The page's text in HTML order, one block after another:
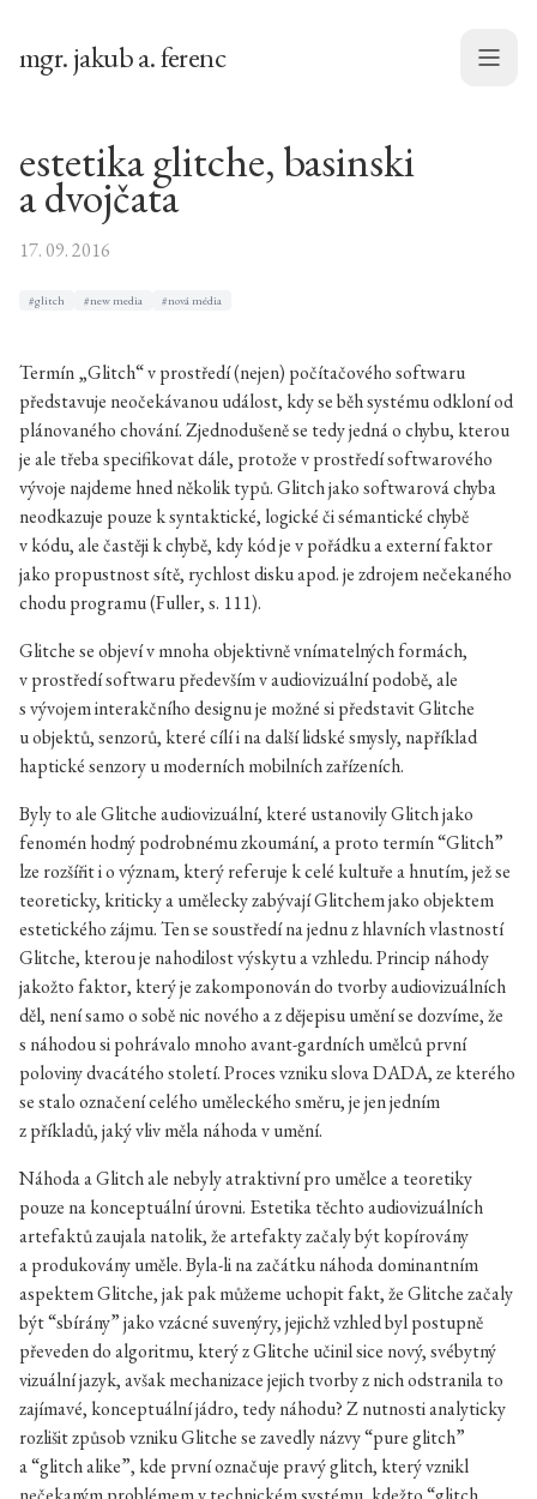
mgr. jakub a. ferenc Menu
estetika glitche, basinski
a dvojčata
17. 09. 2016
#glitch #new media #nová média
Termín „Glitch“ v prostředí (nejen) počítačového softwaru
představuje neočekávanou událost, kdy se běh systému odkloní od
plánovaného chování. Zjednodušeně se tedy jedná o chybu, kterou
je ale třeba specifikovat dále, protože v prostředí softwarového
vývoje najdeme hned několik typů. Glitch jako softwarová chyba
neodkazuje pouze k syntaktické, logické či sémantické chybě
v kódu, ale častěji k chybě, kdy kód je v pořádku a externí faktor
jako propustnost sítě, rychlost disku apod. je zdrojem nečekaného
chodu programu (Fuller, s. 111).
Glitche se objeví v mnoha objektivně vnímatelných formách,
v prostředí softwaru především v audiovizuální podobě, ale
s vývojem interakčního designu je možné si představit Glitche
u objektů, senzorů, které cílí i na další lidské smysly, například
haptické senzory u moderních mobilních zařízeních.
Byly to ale Glitche audiovizuální, které ustanovily Glitch jako
fenomén hodný podrobnému zkoumání, a proto termín “Glitch”
lze rozšířit i o význam, který referuje k celé kultuře a hnutím, jež se
teoreticky, kriticky a umělecky zabývají Glitchem jako objektem
estetického zájmu. Ten se soustředí na jednu z hlavních vlastností
Glitche, kterou je nahodilost výskytu a vzhledu. Princip náhody
jakožto faktor, který je zakomponován do tvorby audiovizuálních
děl, není samo o sobě nic nového a z dějepisu umění se dozvíme, že
s náhodou si pohrávalo mnoho avant-gardních umělců první
poloviny dvacátého století. Proces vzniku slova DADA, ze kterého
se stalo označení celého uměleckého směru, je jen jedním
z příkladů, jaký vliv měla náhoda v umění.
Náhoda a Glitch ale nebyly atraktivní pro umělce a teoretiky
pouze na konceptuální úrovni. Estetika těchto audiovizuálních
artefaktů zaujala natolik, že artefakty začaly být kopírovány
a produkovány uměle. Byla-li na začátku náhoda dominantním
aspektem Glitche, jak pak můžeme uchopit fakt, že Glitche začaly
být “sbírány” jako vzácné suvenýry, jejichž vzhled byl postupně
převeden do algoritmu, který z Glitche učinil sice nový, svébytný
vizuální jazyk, avšak mechanizace jejich tvorby z nich odstranila to
zajímavé, konceptuální jádro, tedy náhodu? Z nutnosti analyticky
rozlišit způsob vzniku Glitche se zavedly názvy “pure glitch”
a “glitch alike”, kde první označuje pravý glitch, který vznikl